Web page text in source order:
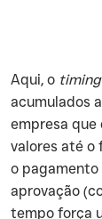
Aqui, o timing
acumulados
empresa que
valores até o
o pagamento
aprovação
tempo força